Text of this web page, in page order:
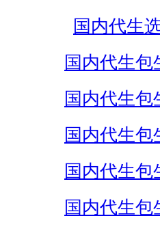
国内代生
国内代生包
国内代生包
国内代生包
国内代生包
国内代生包